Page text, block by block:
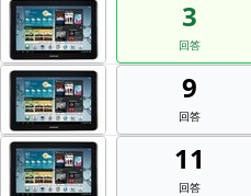
3
回答
9
回答
11
回答